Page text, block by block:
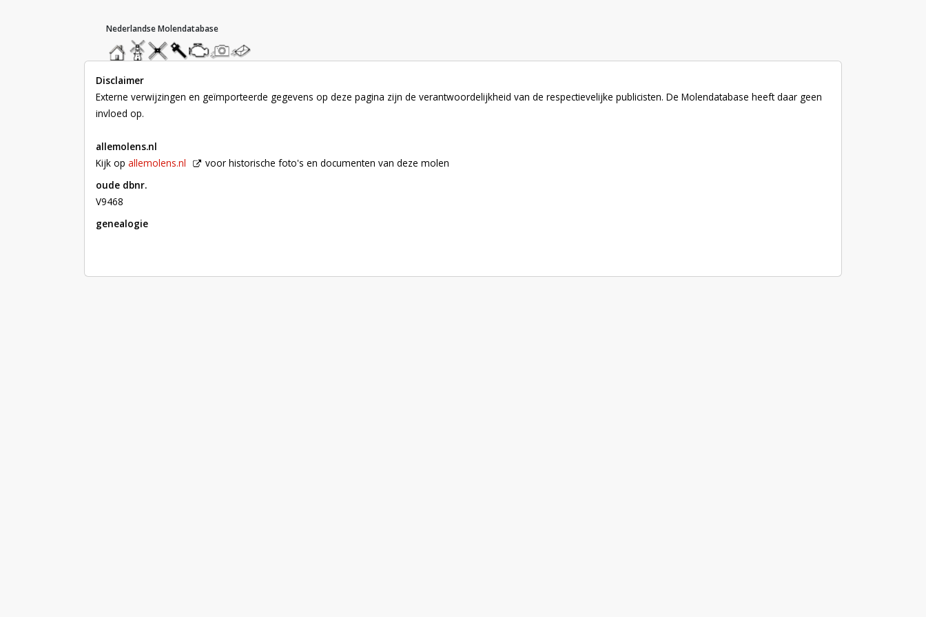
hoofdmenu
homemolendatabase
roedendatabase
assendatabase
motorendatabase
stuur
een
stuur
een
Disclaimer
Externe verwijzingen en geïmporteerde gegevens op deze pagina zijn de verantwoordelijkheid van de respectievelijke publicisten. De Molendatabase heeft daar geen
invloed op.
allemolens.nl
Kijk op allemolens.nl
voor historische foto's en documenten van deze molen
oude dbnr.
V9468
genealogie